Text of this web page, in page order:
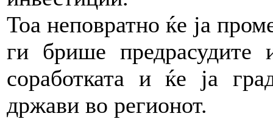
Тоа неповратно ќе ја
ги брише предрасудите
соработката и ќе ја
држави во регионот.